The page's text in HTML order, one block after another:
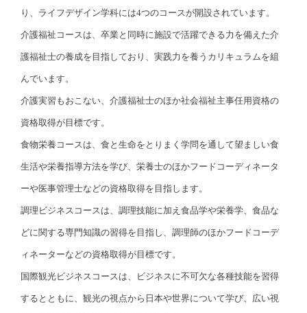
り、ライフデザイン学科には4つのコースが開設されています。
介護福祉コースは、卒業と同時に施設で活躍できる力を備えた介
護福祉士の養成を目指しており、実践力を養うカリキュラムを組
んでいます。
介護実習もおこない、介護福祉士のほか社会福祉主事任用資格の
資格取得が目標です。
食物栄養コースは、食と生命をとりまく学問を通して望ましい食
生活や栄養指導方法を学び、栄養士のほかフードコーディネータ
ーや医事管理士などの資格取得を目指します。
調理ビジネスコースは、調理技能に加え食品学や栄養学、食品な
どに関する専門知識の習得を目指し、調理師のほかフードコーデ
ィネーターなどの資格取得が目標です。
国際観光ビジネスコースは、ビジネスに不可欠な各種技能を習得
するとともに、観光の視点から日本や世界について学び、広い視